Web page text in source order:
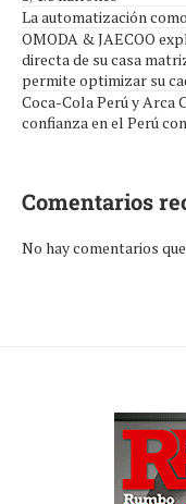
La automatización
OMODA & JAECOO
directa de su casa
permite optimizar su
Coca-Cola Perú y Arca
confianza en el Perú
Comentarios
No hay comentarios